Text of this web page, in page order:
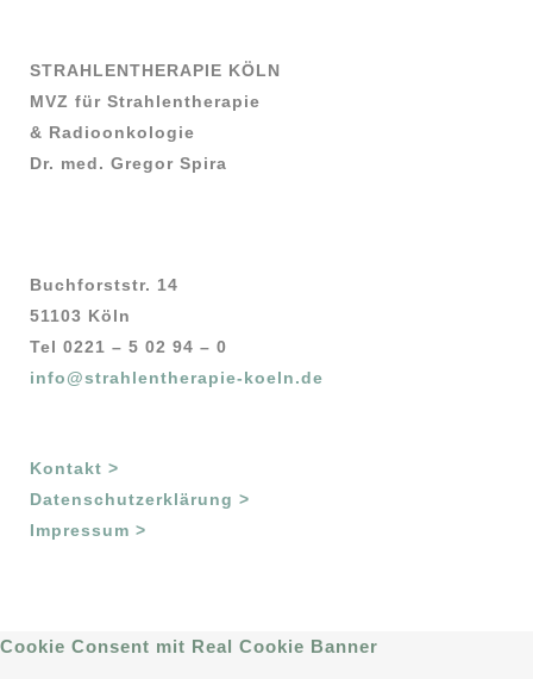
STRAHLENTHERAPIE KÖLN
MVZ für Strahlentherapie
& Radioonkologie
Dr. med. Gregor Spira
Buchforststr. 14
51103 Köln
Tel 0221 – 5 02 94 – 0
info@strahlentherapie-koeln.de
Kontakt >
Datenschutzerklärung >
Impressum >
Cookie Consent mit Real Cookie Banner